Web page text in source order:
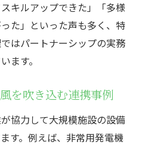
キルアップできた」「多様
た」といった声も多く、特
はパートナーシップの実務
ます。
を吹き込む連携事例
協力して大規模施設の設備
す。例えば、非常用発電機